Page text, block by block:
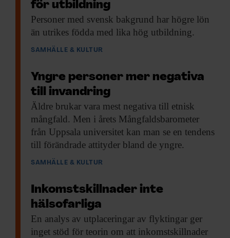
annons- och analysföretag som vi samarbetar med.
Dessa kan i sin tur kombinera informationen med annan
information som du har tillhandahållit eller som de har
samlat in när du har använt deras tjänster.
för utbildning
Personer med svensk bakgrund har högre lön
än utrikes födda med lika hög utbildning.
SAMHÄLLE & KULTUR
Yngre personer mer negativa
till invandring
Äldre brukar vara mest negativa till etnisk
mångfald. Men i årets Mångfaldsbarometer
från Uppsala universitet kan man se en tendens
till förändrade attityder bland de yngre.
SAMHÄLLE & KULTUR
Inkomstskillnader inte
hälsofarliga
En analys av utplaceringar av flyktingar ger
inget stöd för teorin om att inkomstskillnader